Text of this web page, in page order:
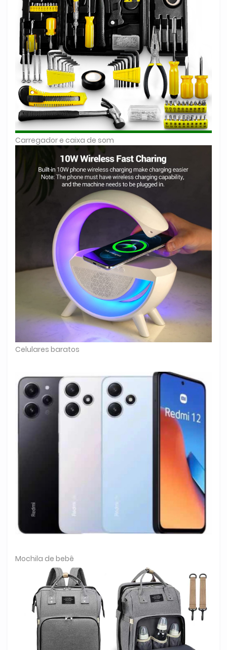
Carregador e caixa de som
Celulares baratos
Mochila de bebê